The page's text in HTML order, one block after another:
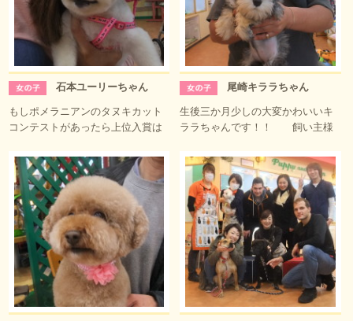
石本ユーリーちゃん
もしポメラニアンのタヌキカット
コンテストがあったら上位入賞は
尾崎キララちゃん
生後三か月少しの大変かわいいキ
ララちゃんです！！ 飼い主様